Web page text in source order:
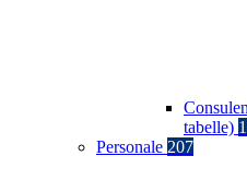
tabelle)
Personale 207